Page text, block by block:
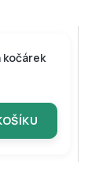
kočárek